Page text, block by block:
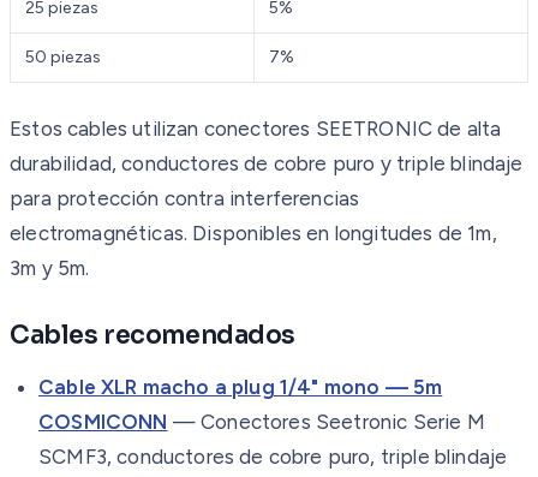
25 piezas 5%
50 piezas 7%
Estos cables utilizan conectores SEETRONIC de alta
durabilidad, conductores de cobre puro y triple blindaje
para protección contra interferencias
electromagnéticas. Disponibles en longitudes de 1m,
3m y 5m.
Cables recomendados
Cable XLR macho a plug 1/4" mono — 5m
COSMICONN — Conectores Seetronic Serie M
SCMF3, conductores de cobre puro, triple blindaje